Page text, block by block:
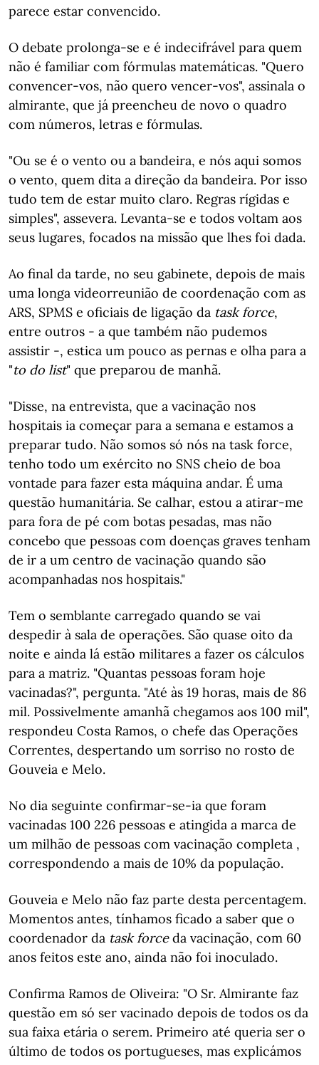
parece estar convencido.
O debate prolonga-se e é indecifrável para quem
não é familiar com fórmulas matemáticas. "Quero
convencer-vos, não quero vencer-vos", assinala o
almirante, que já preencheu de novo o quadro
com números, letras e fórmulas.
"Ou se é o vento ou a bandeira, e nós aqui somos
o vento, quem dita a direção da bandeira. Por isso
tudo tem de estar muito claro. Regras rígidas e
simples", assevera. Levanta-se e todos voltam aos
seus lugares, focados na missão que lhes foi dada.
Ao final da tarde, no seu gabinete, depois de mais
uma longa videorreunião de coordenação com as
ARS, SPMS e oficiais de ligação da task force,
entre outros - a que também não pudemos
assistir -, estica um pouco as pernas e olha para a
"to do list" que preparou de manhã.
"Disse, na entrevista, que a vacinação nos
hospitais ia começar para a semana e estamos a
preparar tudo. Não somos só nós na task force,
tenho todo um exército no SNS cheio de boa
vontade para fazer esta máquina andar. É uma
questão humanitária. Se calhar, estou a atirar-me
para fora de pé com botas pesadas, mas não
concebo que pessoas com doenças graves tenham
de ir a um centro de vacinação quando são
acompanhadas nos hospitais."
Tem o semblante carregado quando se vai
despedir à sala de operações. São quase oito da
noite e ainda lá estão militares a fazer os cálculos
para a matriz. "Quantas pessoas foram hoje
vacinadas?", pergunta. "Até às 19 horas, mais de 86
mil. Possivelmente amanhã chegamos aos 100 mil",
respondeu Costa Ramos, o chefe das Operações
Correntes, despertando um sorriso no rosto de
Gouveia e Melo.
No dia seguinte confirmar-se-ia que foram
vacinadas 100 226 pessoas e atingida a marca de
um milhão de pessoas com vacinação completa ,
correspondendo a mais de 10% da população.
Gouveia e Melo não faz parte desta percentagem.
Momentos antes, tínhamos ficado a saber que o
coordenador da task forceda vacinação, com 60
anos feitos este ano, ainda não foi inoculado.
Confirma Ramos de Oliveira: "O Sr. Almirante faz
questão em só ser vacinado depois de todos os da
sua faixa etária o serem. Primeiro até queria ser o
último de todos os portugueses, mas explicámos